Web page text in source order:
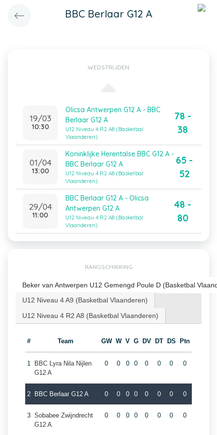
BBC Berlaar G12 A
WEDSTRIJDEN
19/03
10:30
Olicsa Antwerpen G12 A - BBC
Berlaar G12 A
U12 Niveau 4 R2 A8 (Basketbal
Vlaanderen)
78 -
38
01/04
13:00
Koninklijke Herentalse BBC G12 A -
BBC Berlaar G12 A
U12 Niveau 4 R2 A8 (Basketbal
Vlaanderen)
65 -
52
29/04
11:00
BBC Berlaar G12 A - Olicsa
Antwerpen G12 A
U12 Niveau 4 R2 A8 (Basketbal
Vlaanderen)
48 -
80
RANGSCHIKKING
Beker van Antwerpen U12 Gemengd Poule D (Basketbal
U12 Niveau 4 A9 (Basketbal Vlaanderen)
U12 Niveau 4 R2 A8 (Basketbal Vlaanderen)
# Team GW W V G DV DT DS Ptn
1
BBC Lyra Nila Nijlen
G12 A
0 0 0 0 0 0 0 0
2 BBC Berlaar G12 A 0 0 0 0 0 0 0 0
3 Sobabee Zwijndrecht
G12 A
0 0 0 0 0 0 0 0